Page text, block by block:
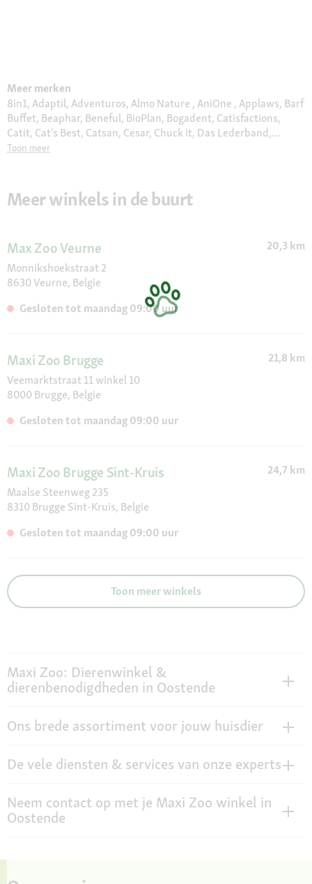
Meer merken
8in1, Adaptil, Adventuros, Almo Nature , AniOne , Applaws, Barf
Buffet, Beaphar, Beneful, BioPlan, Bogadent, Catisfactions,
Catit, Cat's Best, Catsan, Cesar, Chuck it, Das Lederband,
Delcon, Dogs Creek, Duck, Edgard & Cooper, eSHa, Eukanuba,
Hill's, Hupple, Interzoo, JBL, Jolipet, JR Farm, Julius K9, Juwel,
Kerbl, Kitty's Cuisine, KONG, Litter Locker, Moments , More,
Plan, Puppia, Purina ONE, Quiko, Real Nature, Royal Canin,
Select Gold, Sera, Sheba, Simple Solution, Smoofl, Sureflap,
Take Care, Trixie, Velda, Versele-Laga, Vitakraft , Viyo, Whiskas,
Toon meer
Meer winkels in de buurt
Max Zoo Veurne
20,3 km
Monnikshoekstraat 2
8630 Veurne, Belgie
Gesloten tot maandag 09:00 uur
Maxi Zoo Brugge
21,8 km
Veemarktstraat 11 winkel 10
8000 Brugge, Belgie
Gesloten tot maandag 09:00 uur
Maxi Zoo Brugge Sint-Kruis
24,7 km
Maalse Steenweg 235
8310 Brugge Sint-Kruis, Belgie
Gesloten tot maandag 09:00 uur
Toon meer winkels
Maxi Zoo: Dierenwinkel &
dierenbenodigdheden in Oostende
Ons brede assortiment voor jouw huisdier
De vele diensten & services van onze experts
Neem contact op met je Maxi Zoo winkel in
Oostende